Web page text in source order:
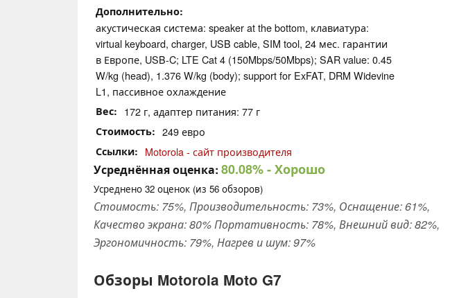
Дополнительно
акустическая система: speaker at the bottom, клавиатура:
virtual keyboard, charger, USB cable, SIM tool, 24 мес. гарантии
в Европе, USB-C; LTE Cat 4 (150Mbps/​50Mbps); SAR value: 0.45
W/kg (head), 1.376 W/kg (body); support for ExFAT, DRM Widevine
L1, пассивное охлаждение
Вес 172 г, адаптер питания: 77 г
Стоимость 249 евро
Ссылки Motorola - сайт производителя
Усреднённая оценка: 80.08%- Хорошо
Усреднено 32 оценок (из 56 обзоров)
Стоимость: 75%, Производительность: 73%, Оснащение: 61%,
Качество экрана: 80% Портативность: 78%, Внешний вид: 82%,
Эргономичность: 79%, Нагрев и шум: 97%
Обзоры Motorola Moto G7